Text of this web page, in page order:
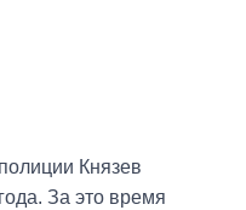
Князев
За это время